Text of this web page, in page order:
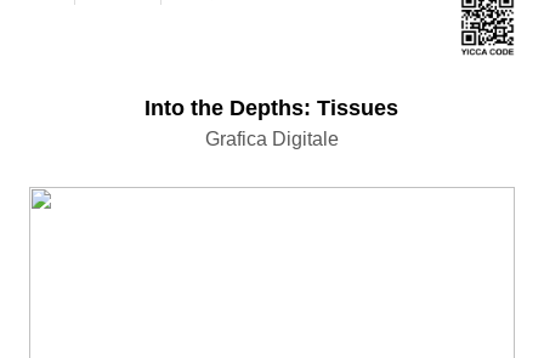
Into the Depths: Tissues
Grafica Digitale